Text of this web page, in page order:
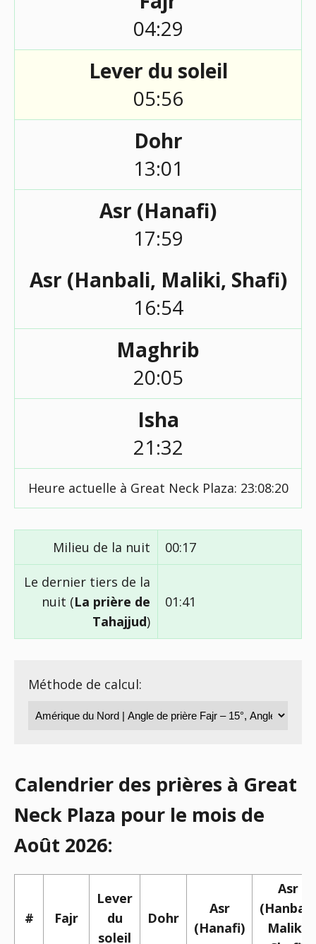
04:29
Lever du soleil
05:56
Dohr
13:01
Asr (Hanafi)
17:59
Asr (Hanbali, Maliki, Shafi)
16:54
Maghrib
20:05
Isha
21:32
Heure actuelle à Great Neck Plaza: 23:08:20
Milieu de la nuit 00:17
Le dernier tiers de la
nuit (La prière de
Tahajjud)
01:41
Méthode de calcul:
Calendrier des prières à Great
Neck Plaza pour le mois de
Août 2026:
# Fajr
Lever
du
soleil
Dohr
Asr
(Hanafi)
Asr
(Hanbali,
Maliki,